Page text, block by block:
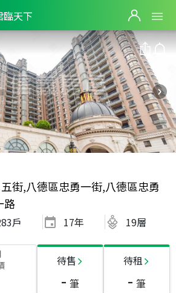
臨天下
街,八德區忠勇一街,八德區忠勇
路
戶 17年 19層
待售
- 筆
待租
- 筆